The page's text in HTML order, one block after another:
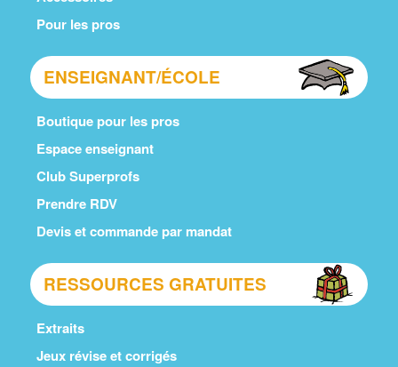
Pour les pros
ENSEIGNANT/ÉCOLE
Boutique pour les pros
Espace enseignant
Club Superprofs
Prendre RDV
Devis et commande par mandat
RESSOURCES GRATUITES
Extraits
Jeux révise et corrigés